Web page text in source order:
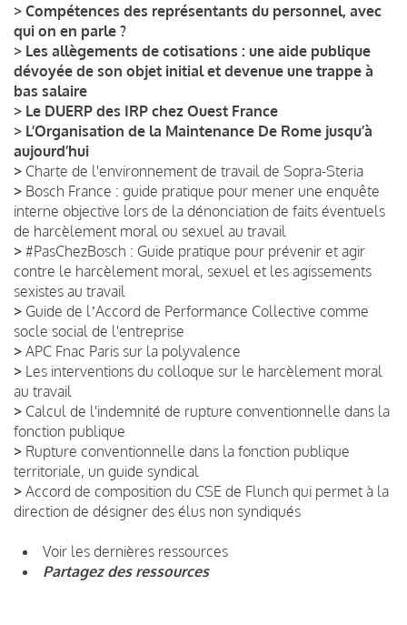
> Compétences des représentants du personnel, avec
qui on en parle ?
> Les allègements de cotisations : une aide publique
dévoyée de son objet initial et devenue une trappe à
bas salaire
> Le DUERP des IRP chez Ouest France
> L’Organisation de la Maintenance De Rome jusqu’à
aujourd’hui
> Charte de l'environnement de travail de Sopra-Steria
> Bosch France : guide pratique pour mener une enquête
interne objective lors de la dénonciation de faits éventuels
de harcèlement moral ou sexuel au travail
> #PasChezBosch : Guide pratique pour prévenir et agir
contre le harcèlement moral, sexuel et les agissements
sexistes au travail
> Guide de lʼAccord de Performance Collective comme
socle social de l'entreprise
> APC Fnac Paris sur la polyvalence
> Les interventions du colloque sur le harcèlement moral
au travail
> Calcul de l'indemnité de rupture conventionnelle dans la
fonction publique
> Rupture conventionnelle dans la fonction publique
territoriale, un guide syndical
> Accord de composition du CSE de Flunch qui permet à la
direction de désigner des élus non syndiqués
Voir les dernières ressources
Partagez des ressources